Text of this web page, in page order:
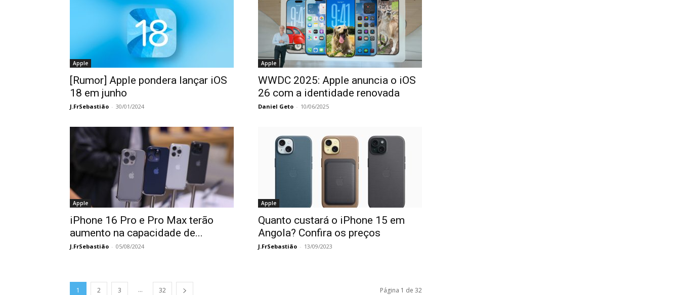
Apple
[Rumor] Apple pondera lançar iOS
18 em junho
J.FrSebastião - 30/01/2024
Apple
WWDC 2025: Apple anuncia o iOS
26 com a identidade renovada
Daniel Geto - 10/06/2025
Apple
iPhone 16 Pro e Pro Max terão
aumento na capacidade de...
J.FrSebastião - 05/08/2024
Apple
Quanto custará o iPhone 15 em
Angola? Confira os preços
J.FrSebastião - 13/09/2023
1 2 3 ... 32 Página 1 de 32